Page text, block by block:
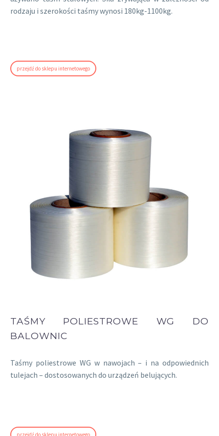
rodzaju i szerokości taśmy wynosi 180kg-1100kg.
przejdź do sklepu internetowego
TAŚMY POLIESTROWE WG DO
BALOWNIC
Taśmy poliestrowe WG w nawojach – i na odpowiednich
tulejach – dostosowanych do urządzeń belujących.